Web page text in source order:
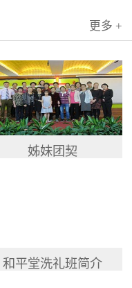
更多 +
姊妹团契
和平堂洗礼班简介